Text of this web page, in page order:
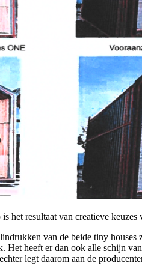
het resultaat van creatieve
van de beide tiny houses
Het heeft er dan ook alle schijn
legt daarom aan de